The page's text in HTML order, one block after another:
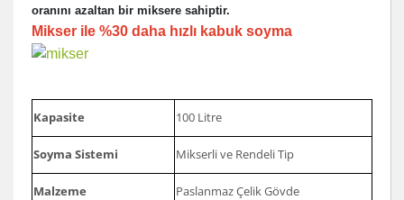
oranını azaltan bir miksere sahiptir.
Mikser ile %30 daha hızlı kabuk soyma
Kapasite 100 Litre
Soyma Sistemi Mikserli ve Rendeli Tip
Malzeme Paslanmaz Çelik Gövde